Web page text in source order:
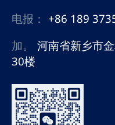
电报： +86 189
加。
河南省新乡市
30楼